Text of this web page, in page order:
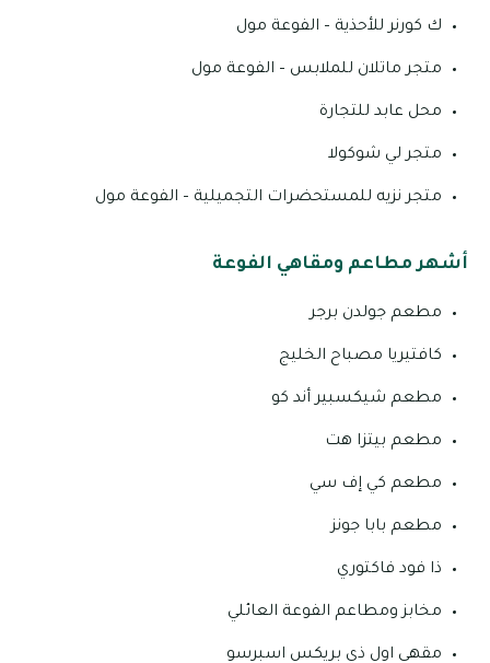
ك كورنر للأحذية – الفوعة مول
متجر ماتلان للملابس – الفوعة مول
محل عابد للتجارة
متجر لي شوكولا
متجر نزيه للمستحضرات التجميلية – الفوعة مول
أشهر مطاعم ومقاهي الفوعة
مطعم جولدن برجر
كافتيريا مصباح الخليج
مطعم شيكسبير أند كو
مطعم بيتزا هت
مطعم كي إف سي
مطعم بابا جونز
ذا فود فاكتوري
مخابز ومطاعم الفوعة العائلي
مقهى اول ذي بريكس اسبرسو